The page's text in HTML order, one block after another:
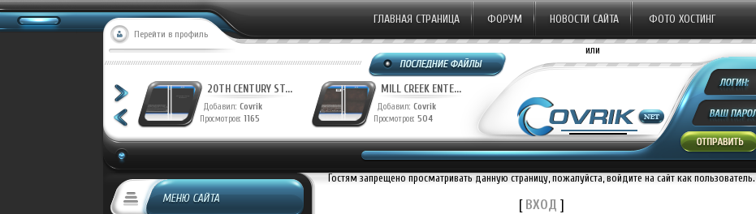
Перейти в профиль
ГЛАВНАЯ СТРАНИЦА ФОРУМ НОВОСТИ САЙТА ФОТО ХОСТИНГ
20TH CENTURY ST... 20TH CENTURY ST...
Добавил: Covrik
Просмотров: 1165
MILL CREEK ENTE...
Добавил: Covrik
Просмотров: 504
или
МЕНЮ САЙТА
Гостям запрещено просматривать данную страницу, пожалуйста, войдите на сайт как пользователь.
[ВХОД ]